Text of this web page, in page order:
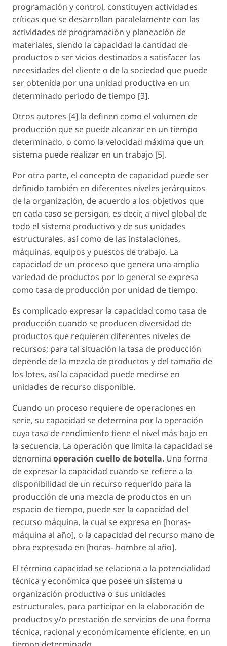
programación y control, constituyen actividades
críticas que se desarrollan paralelamente con las
actividades de programación y planeación de
materiales, siendo la capacidad la cantidad de
productos o ser vicios destinados a satisfacer las
necesidades del cliente o de la sociedad que puede
ser obtenida por una unidad productiva en un
determinado periodo de tiempo [3].
Otros autores [4] la definen como el volumen de
producción que se puede alcanzar en un tiempo
determinado, o como la velocidad máxima que un
sistema puede realizar en un trabajo [5].
Por otra parte, el concepto de capacidad puede ser
definido también en diferentes niveles jerárquicos
de la organización, de acuerdo a los objetivos que
en cada caso se persigan, es decir, a nivel global de
todo el sistema productivo y de sus unidades
estructurales, así como de las instalaciones,
máquinas, equipos y puestos de trabajo. La
capacidad de un proceso que genera una amplia
variedad de productos por lo general se expresa
como tasa de producción por unidad de tiempo.
Es complicado expresar la capacidad como tasa de
producción cuando se producen diversidad de
productos que requieren diferentes niveles de
recursos; para tal situación la tasa de producción
depende de la mezcla de productos y del tamaño de
los lotes, así la capacidad puede medirse en
unidades de recurso disponible.
Cuando un proceso requiere de operaciones en
serie, su capacidad se determina por la operación
cuya tasa de rendimiento tiene el nivel más bajo en
la secuencia. La operación que limita la capacidad se
denomina operación cuello de botella. Una forma
de expresar la capacidad cuando se refiere a la
disponibilidad de un recurso requerido para la
producción de una mezcla de productos en un
espacio de tiempo, puede ser la capacidad del
recurso máquina, la cual se expresa en [horas-
máquina al año], o la capacidad del recurso mano de
obra expresada en [horas- hombre al año].
El término capacidad se relaciona a la potencialidad
técnica y económica que posee un sistema u
organización productiva o sus unidades
estructurales, para participar en la elaboración de
productos y/o prestación de servicios de una forma
técnica, racional y económicamente eficiente, en un